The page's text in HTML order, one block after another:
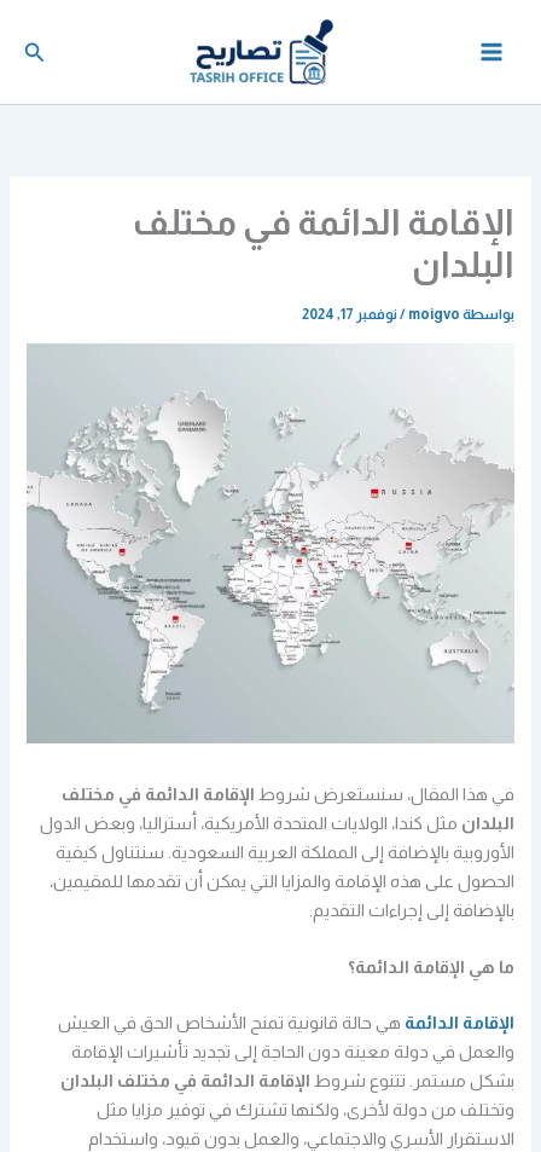
الإقامة الدائمة في مختلف
البلدان
بواسطة moigvo
/نوفمبر 17, 2024
في هذا المقال، سنستعرض شروط الإقامة الدائمة في مختلف
البلدان مثل كندا، الولايات المتحدة الأمريكية، أستراليا، وبعض الدول
الأوروبية بالإضافة إلى المملكة العربية السعودية. سنتناول كيفية
الحصول على هذه الإقامة والمزايا التي يمكن أن تقدمها للمقيمين،
بالإضافة إلى إجراءات التقديم.
ما هي الإقامة الدائمة؟
الإقامة الدائمة هي حالة قانونية تمنح الأشخاص الحق في العيش
والعمل في دولة معينة دون الحاجة إلى تجديد تأشيرات الإقامة
بشكل مستمر. تتنوع شروط الإقامة الدائمة في مختلف البلدان
وتختلف من دولة لأخرى، ولكنها تشترك في توفير مزايا مثل
الاستقرار الأسري والاجتماعي، والعمل بدون قيود، واستخدام